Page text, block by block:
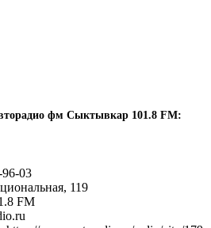
фм Сыктывкар 101.8 FM:
03
119
FM